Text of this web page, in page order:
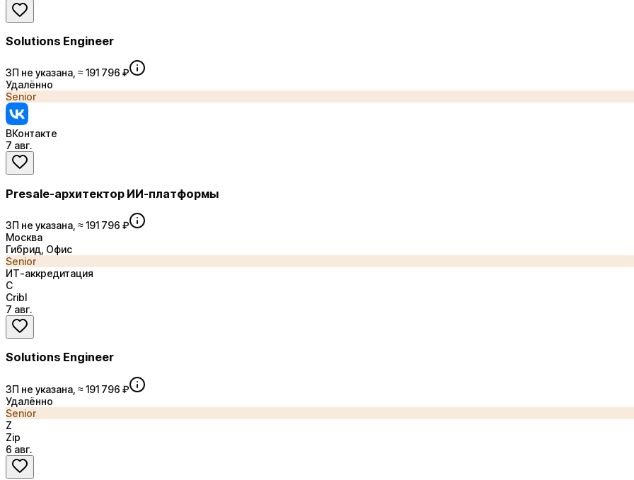
Solutions Engineer
ЗП не указана, ≈ 191 796 ₽
Удалённо
Senior
ВКонтакте
7 авг.
Presale-архитектор ИИ-платформы
ЗП не указана, ≈ 191 796 ₽
Москва
Гибрид, Офис
Senior
ИТ-аккредитация
C
Cribl
7 авг.
Solutions Engineer
ЗП не указана, ≈ 191 796 ₽
Удалённо
Senior
Z
Zip
6 авг.